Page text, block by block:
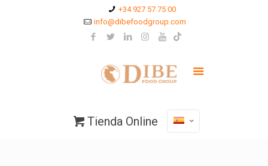
+34 927 57 75 00
info@dibefoodgroup.com
Tienda Online